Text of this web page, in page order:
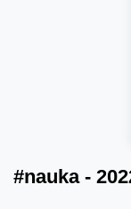
#nauka -